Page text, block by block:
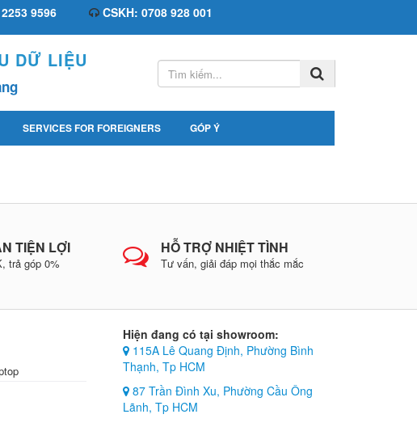
9596 CSKH: 0708 928 001
DỮ LIỆU
SERVICES FOR FOREIGNERS GÓP Ý
TIỆN LỢI
trả góp 0%
HỖ TRỢ NHIỆT TÌNH
Tư vấn, giải đáp mọi thắc mắc
Hiện đang có tại showroom:
115A Lê Quang Định, Phường Bình
Thạnh, Tp HCM
87 Trần Đình Xu, Phường Cầu Ông
Lãnh, Tp HCM